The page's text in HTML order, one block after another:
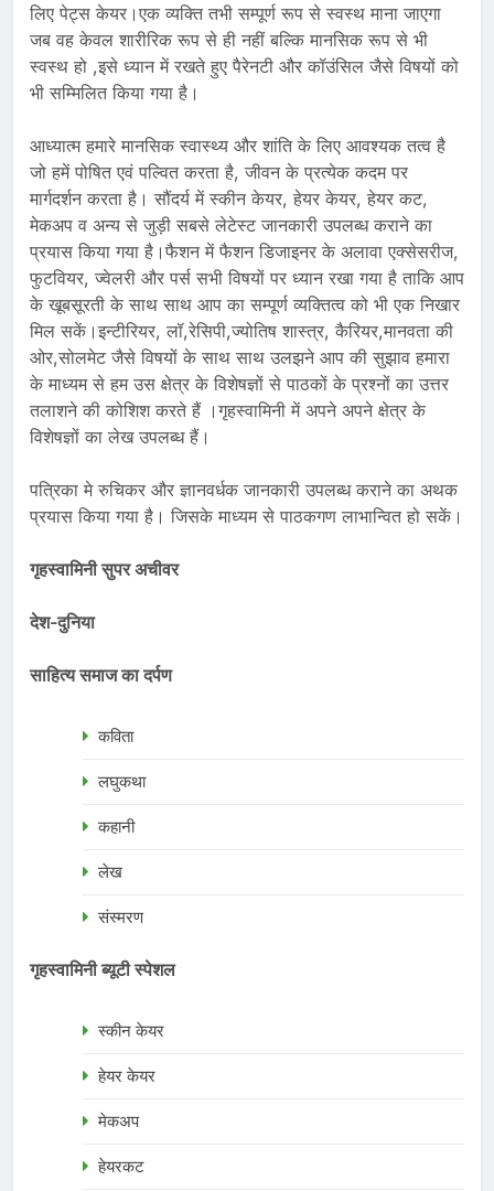
लिए पेट्स केयर।एक व्यक्ति तभी सम्पूर्ण रूप से स्वस्थ माना जाएगा
जब वह केवल शारीरिक रूप से ही नहीं बल्कि मानसिक रूप से भी
स्वस्थ हो ,इसे ध्यान में रखते हुए पैरेनटी और कॉउंसिल जैसे विषयों को
भी सम्मिलित किया गया है।
आध्यात्म हमारे मानसिक स्वास्थ्य और शांति के लिए आवश्यक तत्व है
जो हमें पोषित एवं पल्वित करता है, जीवन के प्रत्येक कदम पर
मार्गदर्शन करता है। सौंदर्य में स्कीन केयर, हेयर केयर, हेयर कट,
मेकअप व अन्य से जुड़ी सबसे लेटेस्ट जानकारी उपलब्ध कराने का
प्रयास किया गया है।फैशन में फैशन डिजाइनर के अलावा एक्सेसरीज,
फुटवियर, ज्वेलरी और पर्स सभी विषयों पर ध्यान रखा गया है ताकि आप
के खूबसूरती के साथ साथ आप का सम्पूर्ण व्यक्तित्व को भी एक निखार
मिल सकें।इन्टीरियर, लॉ,रेसिपी,ज्योतिष शास्त्र, कैरियर,मानवता की
ओर,सोलमेट जैसे विषयों के साथ साथ उलझने आप की सुझाव हमारा
के माध्यम से हम उस क्षेत्र के विशेषज्ञों से पाठकों के प्रश्नों का उत्तर
तलाशने की कोशिश करते हैं ।गृहस्वामिनी में अपने अपने क्षेत्र के
विशेषज्ञों का लेख उपलब्ध हैं।
पत्रिका मे रुचिकर और ज्ञानवर्धक जानकारी उपलब्ध कराने का अथक
प्रयास किया गया है। जिसके माध्यम से पाठकगण लाभान्वित हो सकें।
गृहस्वामिनी सुपर अचीवर
देश-दुनिया
साहित्य समाज का दर्पण
कविता
लघुकथा
कहानी
लेख
संस्मरण
गृहस्वामिनी ब्यूटी स्पेशल
स्कीन केयर
हेयर केयर
मेकअप
हेयरकट